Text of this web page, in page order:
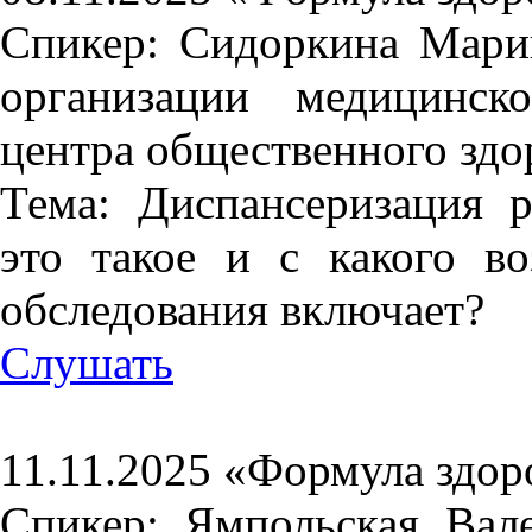
Спикер: Сидоркина
организации
центра общественного
Тема: Диспансеризация
это такое и с какого
обследования включает?
Слушать
11.11.2025 «Формула